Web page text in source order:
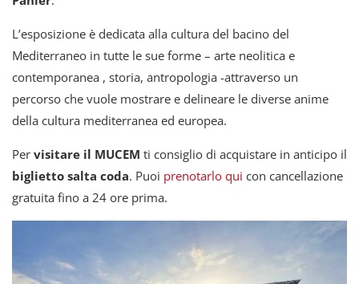
L’esposizione è dedicata alla cultura del bacino del
Mediterraneo in tutte le sue forme – arte neolitica e
contemporanea , storia, antropologia -attraverso un
percorso che vuole mostrare e delineare le diverse anime
della cultura mediterranea ed europea.
Per visitare il MUCEM ti consiglio di acquistare in anticipo il
biglietto salta coda. Puoi prenotarlo qui con cancellazione
gratuita fino a 24 ore prima.